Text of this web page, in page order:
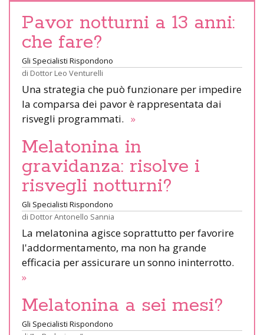
Pavor notturni a 13 anni:
che fare?
Gli Specialisti Rispondono
di Dottor Leo Venturelli
Una strategia che può funzionare per impedire
la comparsa dei pavor è rappresentata dai
risvegli programmati. »
Melatonina in
gravidanza: risolve i
risvegli notturni?
Gli Specialisti Rispondono
di Dottor Antonello Sannia
La melatonina agisce soprattutto per favorire
l'addormentamento, ma non ha grande
efficacia per assicurare un sonno ininterrotto.
»
Melatonina a sei mesi?
Gli Specialisti Rispondono